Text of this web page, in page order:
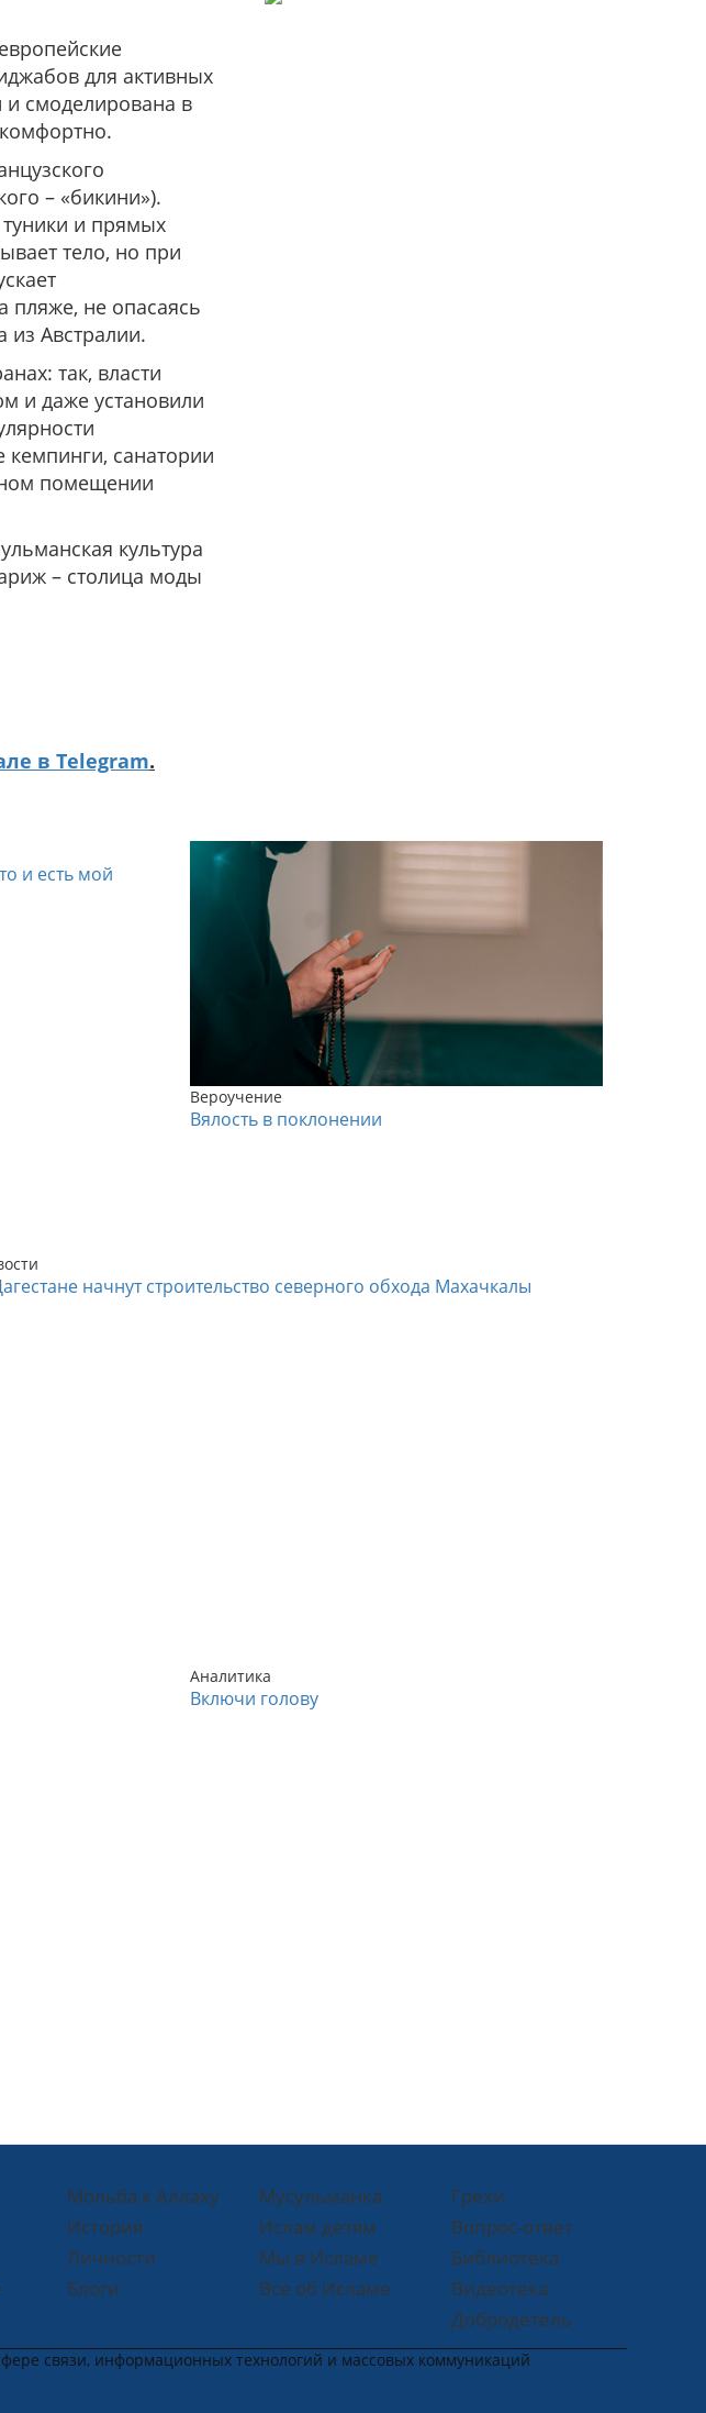
для активных
и смоделирована в
– «бикини»).
и прямых
тело, но при
пляже, не опасаясь
из Австралии.
так, власти
и даже установили
санатории
помещении
культура
– столица моды
в Telegram.
и есть мой
Вероучение
Вялость в поклонении
начнут строительство северного обхода Махачкалы
Аналитика
Включи голову
Мольба к Аллаху
История
Личности
Блоги
Мусульманка
Ислам детям
Мы в Исламе
Все об Исламе
Грехи
Вопрос-ответ
Библиотека
Видеотека
Добродетель
связи, информационных технологий и массовых коммуникаций